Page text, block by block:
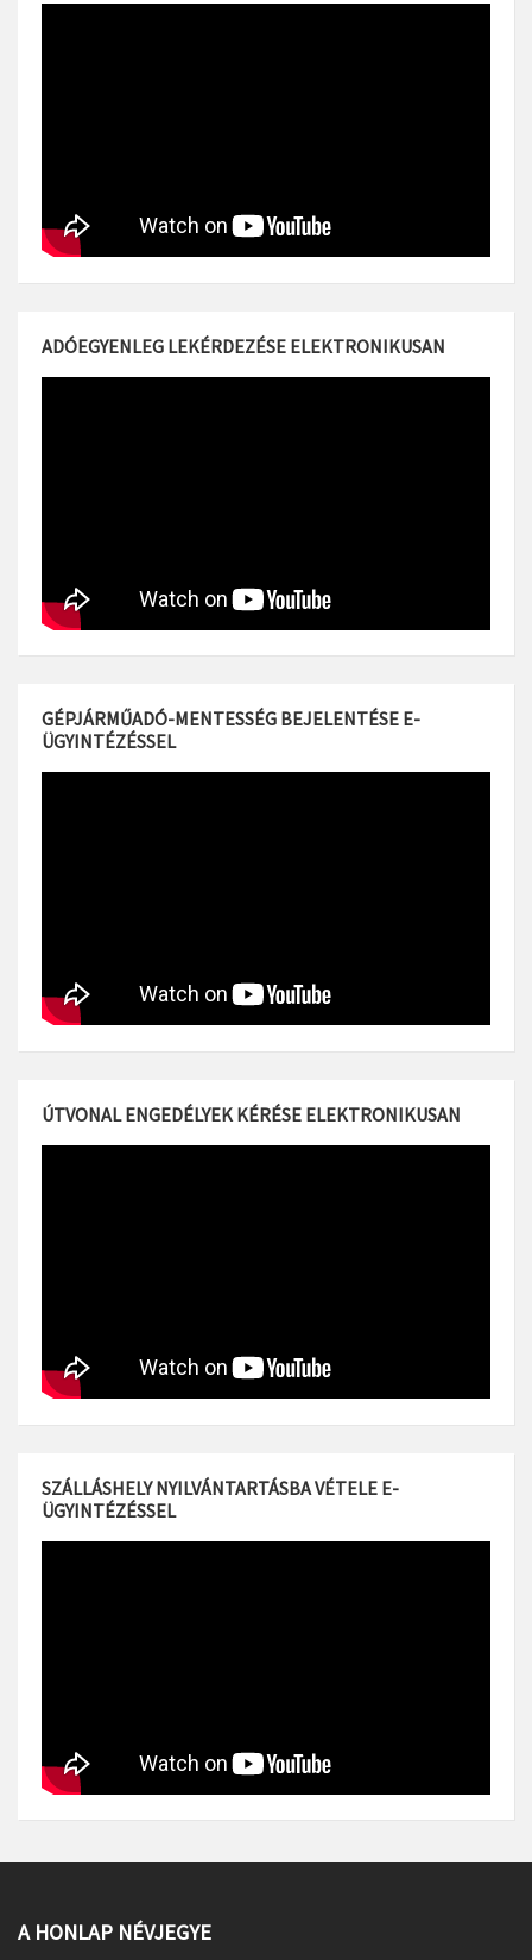
ADÓEGYENLEG LEKÉRDEZÉSE ELEKTRONIKUSAN
GÉPJÁRMŰADÓ-MENTESSÉG BEJELENTÉSE E-
ÜGYINTÉZÉSSEL
ÚTVONAL ENGEDÉLYEK KÉRÉSE ELEKTRONIKUSAN
SZÁLLÁSHELY NYILVÁNTARTÁSBA VÉTELE E-
ÜGYINTÉZÉSSEL
A HONLAP NÉVJEGYE